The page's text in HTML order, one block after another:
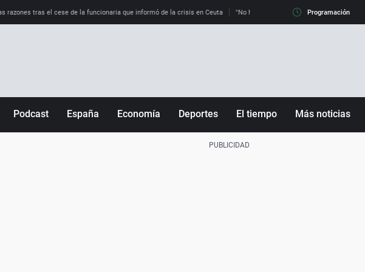
razones tras el cese de la funcionaria que informó de la crisis en Ceuta "No hay mafias, que no nos engañen":
Programación
Podcast España Economía Deportes El tiempo Más noticias